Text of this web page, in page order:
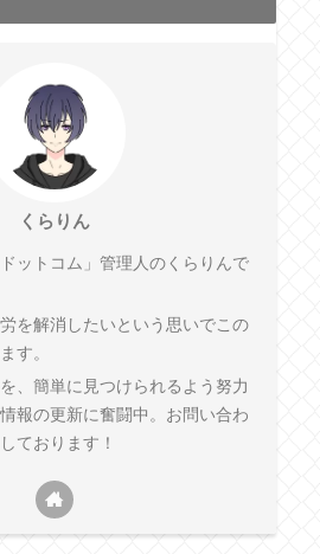
くらりん
ットコム」管理人のくらりんで
を解消したいという思いでこの
す。
、簡単に見つけられるよう努力
報の更新に奮闘中。お問い合わ
ております！